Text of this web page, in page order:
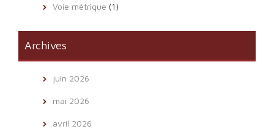
Voie métrique (1)
Archives
juin 2026
mai 2026
avril 2026